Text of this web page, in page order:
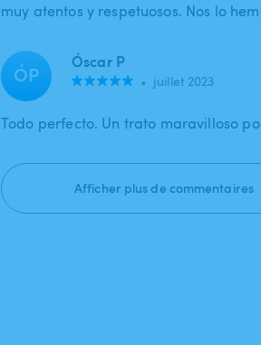
muy atentos y respetuosos. Nos lo
ÓP Óscar P
• juillet 2023
Todo perfecto. Un trato maravilloso
Afficher plus de commentaires